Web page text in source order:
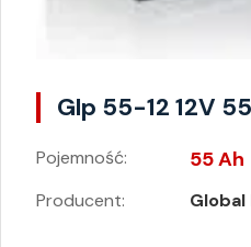
Glp 55-12 12V
Pojemność: 55 Ah
Producent: Global